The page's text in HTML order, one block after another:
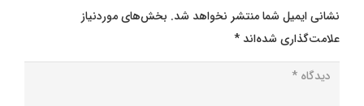
نشانی ایمیل شما منتشر نخواهد شد. بخش‌های موردنیاز
علامت‌گذاری شده‌اند*